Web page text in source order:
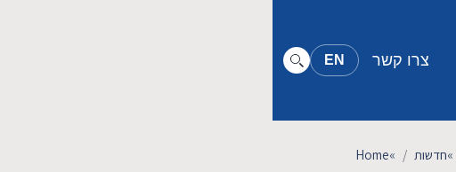
EN צרו קשר
Home» חדשות»